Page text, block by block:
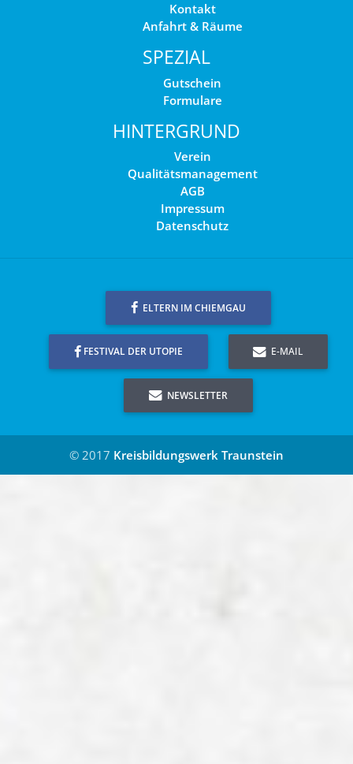
Kontakt
Anfahrt & Räume
SPEZIAL
Gutschein
Formulare
HINTERGRUND
Verein
Qualitätsmanagement
AGB
Impressum
Datenschutz
ELTERN IM CHIEMGAU
FESTIVAL DER UTOPIE E-MAIL
NEWSLETTER
© 2017 Kreisbildungswerk Traunstein